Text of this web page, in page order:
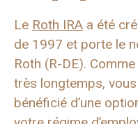
Le Roth IRA a été
de 1997 et porte le
Roth (R-DE).
très longtemps,
bénéficié d’une